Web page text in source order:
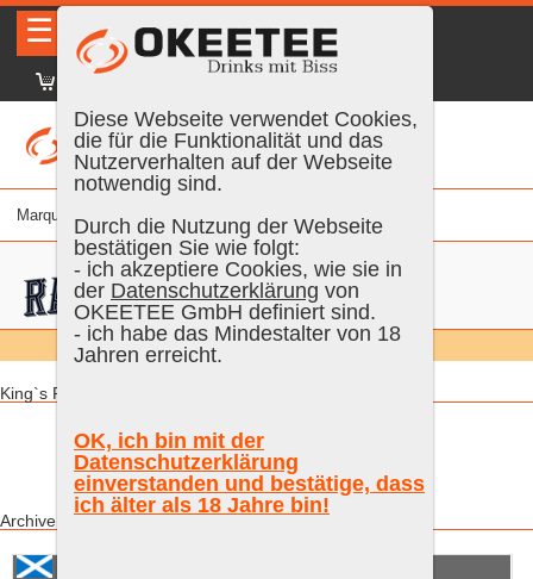
☰ DE EN | Identifiez-vous
Marque % vol. Couleur Contenu
Chercher: Alle
King`s Ransom:
Archive King`s Ransom:
King`s Ransom 12 Years old «Blue Ceramic Flagon»
Diese Webseite verwendet Cookies,
die für die Funktionalität und das
Nutzerverhalten auf der Webseite
notwendig sind.
Durch die Nutzung der Webseite
bestätigen Sie wie folgt:
- ich akzeptiere Cookies, wie sie in
der Datenschutzerklärung von
OKEETEE GmbH definiert sind.
- ich habe das Mindestalter von 18
Jahren erreicht.
OK, ich bin mit der
Datenschutzerklärung
einverstanden und bestätige, dass
ich älter als 18 Jahre bin!